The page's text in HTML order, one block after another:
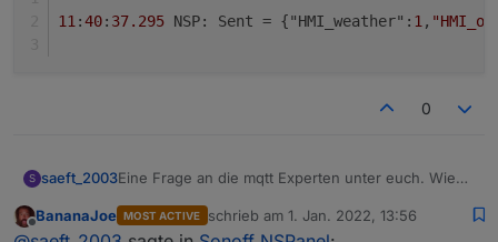
11 :40: 37.295 NSP: Sent = {"HMI_weather": 1 ,
0
S saeft_2003Eine Frage an die mqtt Experten unter euch. Wie
aus setzten lassen?
Offline
BananaJoe MOST ACTIVE schrieb am 1. Jan. 2022, 13:56
zuletzt editiert von